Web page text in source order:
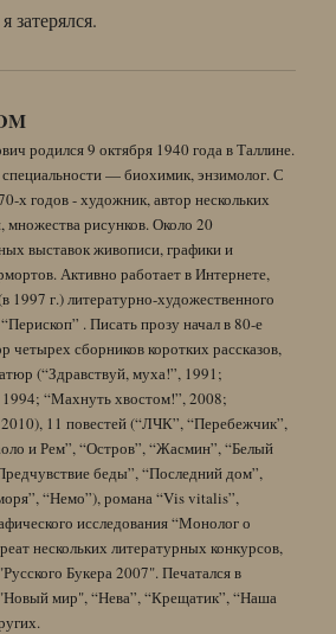
затерялся.
родился 9 октября 1940 года в Таллине.
— биохимик, энзимолог. С
х годов - художник, автор нескольких
множества рисунков. Около 20
выставок живописи, графики и
Активно работает в Интернете,
1997 г.) литературно-художественного
. Писать прозу начал в 80-е
четырех сборников коротких рассказов,
(“Здравствуй, муха!”, 1991;
“Махнуть хвостом!”, 2008;
11 повестей (“ЛЧК”, “Перебежчик”,
и Рем”, “Остров”, “Жасмин”, “Белый
беды”, “Последний дом”,
“Немо”), романа “Vis vitalis”,
исследования “Монолог о
нескольких литературных конкурсов,
Букера 2007". Печатался в
мир", “Нева”, “Крещатик”, “Наша